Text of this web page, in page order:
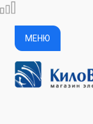
МЕНЮ